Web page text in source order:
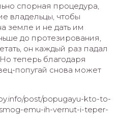
спорная процедура,
владельцы, чтобы
земле и не дать им
до протезирования,
он каждый раз падал
теперь благодаря
попугай снова может
post/popugayu-kto-to-
emu-ih-vernut-i-teper-